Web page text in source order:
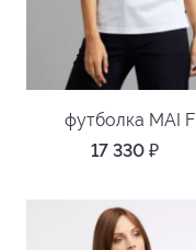
футболка MAI F
17 330 ₽